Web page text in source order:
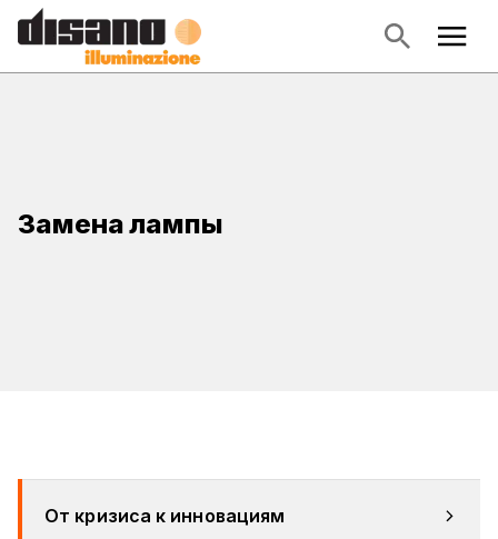
Замена лампы
От кризиса к инновациям